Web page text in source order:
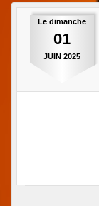
Le dimanche
01
JUIN 2025